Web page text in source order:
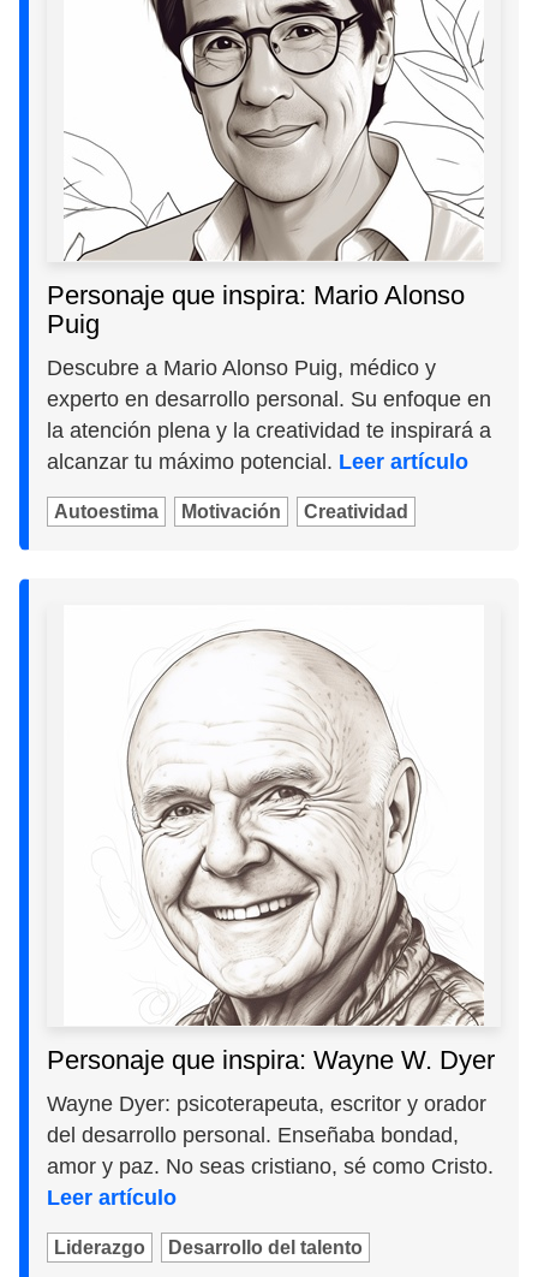
Personaje que inspira: Mario Alonso
Puig
Descubre a Mario Alonso Puig, médico y
experto en desarrollo personal. Su enfoque en
la atención plena y la creatividad te inspirará a
alcanzar tu máximo potencial. Leer artículo
Autoestima Motivación Creatividad
Personaje que inspira: Wayne W. Dyer
Wayne Dyer: psicoterapeuta, escritor y orador
del desarrollo personal. Enseñaba bondad,
amor y paz. No seas cristiano, sé como Cristo.
Leer artículo
Liderazgo Desarrollo del talento